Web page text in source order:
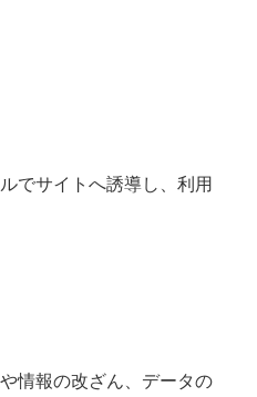
でサイトへ誘導し、利用
情報の改ざん、データの